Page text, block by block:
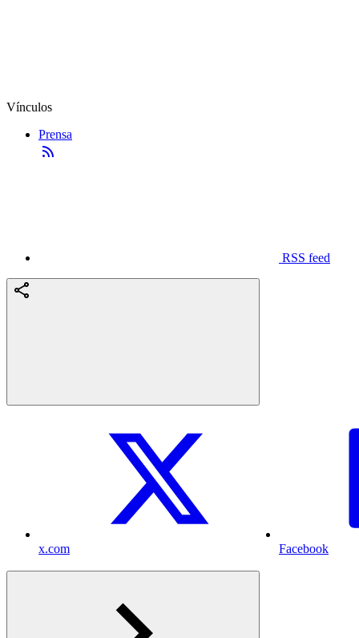
Vínculos
Prensa
RSS feed
x.com Facebook